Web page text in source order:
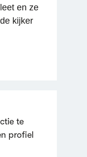
en ze
kijker
te
profiel